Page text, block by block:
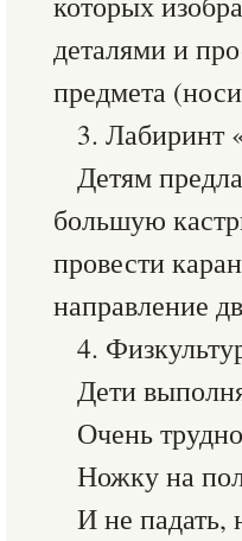
деталями и
предмета
3. Лабиринт
Детям
большую
провести
направление
4.
Дети
Очень
Ножку на
И не падать,